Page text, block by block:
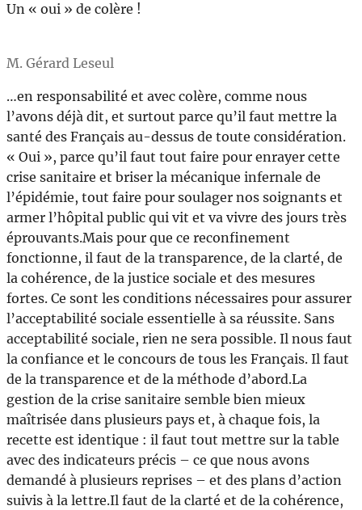
Un « oui » de colère !
M. Gérard Leseul
…en responsabilité et avec colère, comme nous
l’avons déjà dit, et surtout parce qu’il faut mettre la
santé des Français au-dessus de toute considération.
« Oui », parce qu’il faut tout faire pour enrayer cette
crise sanitaire et briser la mécanique infernale de
l’épidémie, tout faire pour soulager nos soignants et
armer l’hôpital public qui vit et va vivre des jours très
éprouvants.Mais pour que ce reconfinement
fonctionne, il faut de la transparence, de la clarté, de
la cohérence, de la justice sociale et des mesures
fortes. Ce sont les conditions nécessaires pour assurer
l’acceptabilité sociale essentielle à sa réussite. Sans
acceptabilité sociale, rien ne sera possible. Il nous faut
la confiance et le concours de tous les Français. Il faut
de la transparence et de la méthode d’abord.La
gestion de la crise sanitaire semble bien mieux
maîtrisée dans plusieurs pays et, à chaque fois, la
recette est identique : il faut tout mettre sur la table
avec des indicateurs précis – ce que nous avons
demandé à plusieurs reprises – et des plans d’action
suivis à la lettre.Il faut de la clarté et de la cohérence,